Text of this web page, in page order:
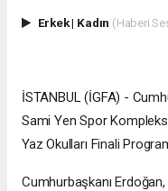
Erkek| Kadın (Haberi
İSTANBUL (İGFA) -
Sami Yen Spor
Yaz Okulları Finali
Cumhurbaşkanı Erdoğan,